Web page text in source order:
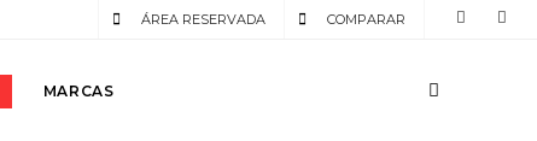
COMPARAR
ÁREA RESERVADA
MARCAS